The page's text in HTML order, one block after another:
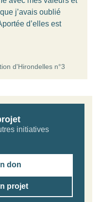
j’avais oublié
d’elles est
d'Hirondelles n°3
initiatives
don
projet